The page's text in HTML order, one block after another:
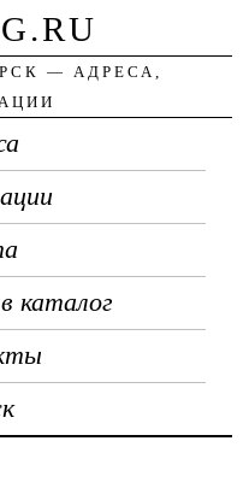
— АДРЕСА,
каталог